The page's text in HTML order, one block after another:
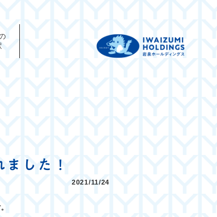
した！
2021/11/24